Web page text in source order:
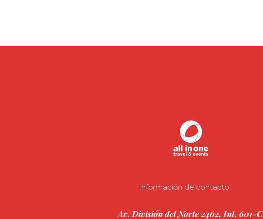
Información de contacto
Av. División del Norte 2462, Int. 601-C